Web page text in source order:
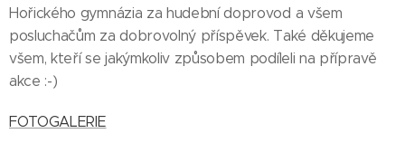
Hořického gymnázia za hudební doprovod a všem
posluchačům za dobrovolný příspěvek. Také děkujeme
všem, kteří se jakýmkoliv způsobem podíleli na přípravě
akce :-)
FOTOGALERIE